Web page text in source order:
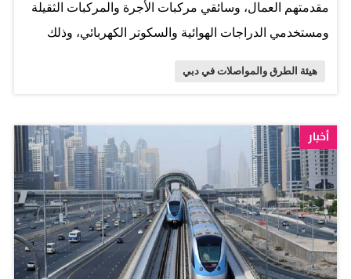
مقدمتهم العمال، وسائقي مركبات الأجرة والمركبات الثقيلة
ومستخدمي الدراجات الهوائية والسكوتر الكهربائي، وذلك
الأحداث والمناسبات برسائل عصرية وذكية تخدم رؤيتها نحو
"الريادة العالمية في التنقل السهل والمستدام" وتحقيق
مستهدفات استراتيجية السلامة المرورية في إمارة دبي،
بالتنسيق والتعاون مع وزارة الداخلية والقيادة العامة لشرطة
دبي، ودائرة الشؤون الإسلامية والعمل الخيري في دبي،
والقطاع الخاص. ودعت الهيئة السائقين إلى التحلي بفضائل
هيئة الطرق والمواصلات في دبي
أخبار